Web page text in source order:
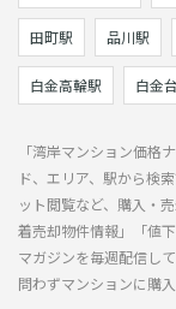
田町駅 品川駅
白金高輪駅 白金
「湾岸マンション価格
ド、エリア、駅から検
ット閲覧など、購入・
着売却物件情報」「値
マガジンを毎週配信し
問わずマンションに購